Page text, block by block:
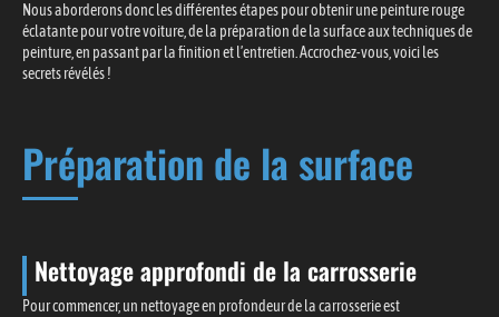
Nous aborderons donc les différentes étapes pour obtenir une peinture rouge
éclatante pour votre voiture, de la préparation de la surface aux techniques de
peinture, en passant par la finition et l’entretien. Accrochez-vous, voici les
secrets révélés !
Préparation de la surface
Nettoyage approfondi de la carrosserie
Pour commencer, un nettoyage en profondeur de la carrosserie est